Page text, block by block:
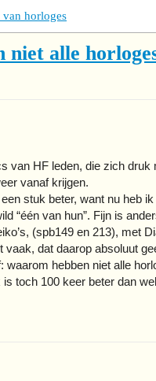
horloges
niet alle
van HF leden, die zich
vanaf krijgen.
stuk beter, want nu heb
“één van hun”. Fijn is
(spb149 en 213), met
vaak, dat daarop absoluut
waarom hebben niet alle
toch 100 keer beter dan